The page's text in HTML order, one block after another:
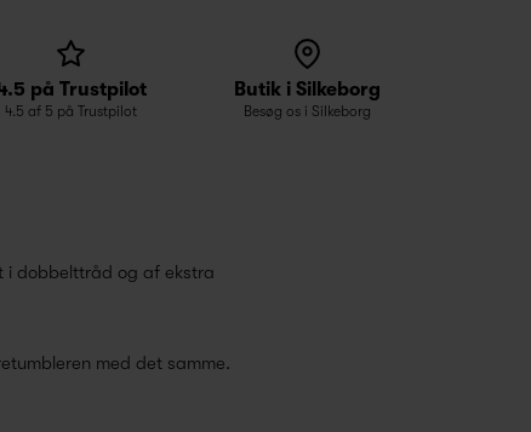
på Trustpilot
4.5 af 5 på Trustpilot
Butik i Silkeborg
Besøg os i Silkeborg
i dobbelttråd og af ekstra
med det samme.